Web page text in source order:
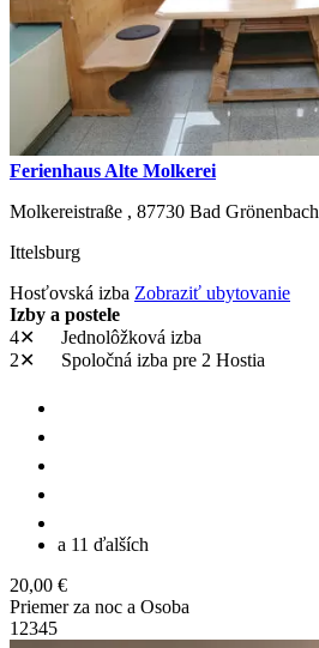
Ferienhaus Alte Molkerei
Molkereistraße , 87730 Bad Grönenbach
Ittelsburg
Hosťovská izba Zobraziť ubytovanie
Izby a postele
4✕
Jednolôžková izba
2✕
Spoločná izba pre 2 Hostia
a 11 ďalších
20,00 €
Priemer za noc a Osoba
1 2345